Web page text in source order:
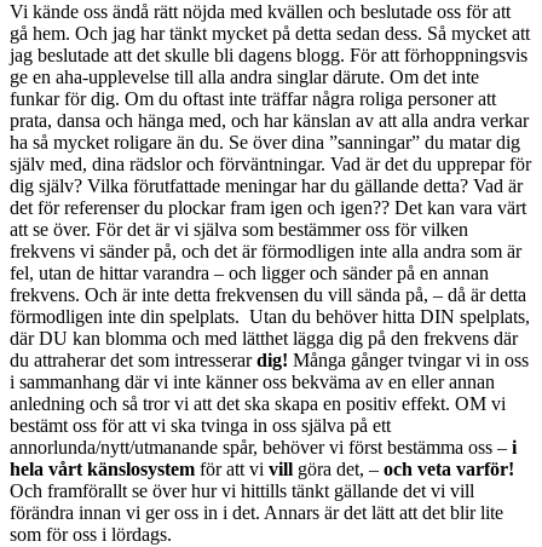
Vi kände oss ändå rätt nöjda med kvällen och beslutade oss för att
gå hem. Och jag har tänkt mycket på detta sedan dess. Så mycket att
jag beslutade att det skulle bli dagens blogg. För att förhoppningsvis
ge en aha-upplevelse till alla andra singlar därute. Om det inte
funkar för dig. Om du oftast inte träffar några roliga personer att
prata, dansa och hänga med, och har känslan av att alla andra verkar
ha så mycket roligare än du. Se över dina ”sanningar” du matar dig
själv med, dina rädslor och förväntningar. Vad är det du upprepar för
dig själv? Vilka förutfattade meningar har du gällande detta? Vad är
det för referenser du plockar fram igen och igen?? Det kan vara värt
att se över. För det är vi själva som bestämmer oss för vilken
frekvens vi sänder på, och det är förmodligen inte alla andra som är
fel, utan de hittar varandra – och ligger och sänder på en annan
frekvens. Och är inte detta frekvensen du vill sända på, – då är detta
förmodligen inte din spelplats. Utan du behöver hitta DIN spelplats,
där DU kan blomma och med lätthet lägga dig på den frekvens där
du attraherar det som intresserardig! Många gånger tvingar vi in oss
i sammanhang där vi inte känner oss bekväma av en eller annan
anledning och så tror vi att det ska skapa en positiv effekt. OM vi
bestämt oss för att vi ska tvinga in oss själva på ett
annorlunda/nytt/utmanande spår, behöver vi först bestämma oss – i
hela vårt känslosystem för att vi vill göra det, – och veta varför!
Och framförallt se över hur vi hittills tänkt gällande det vi vill
förändra innan vi ger oss in i det. Annars är det lätt att det blir lite
som för oss i lördags.